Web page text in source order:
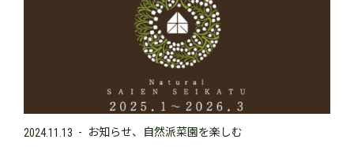
2024.11.13 お知らせ 自然派菜園を楽しむ